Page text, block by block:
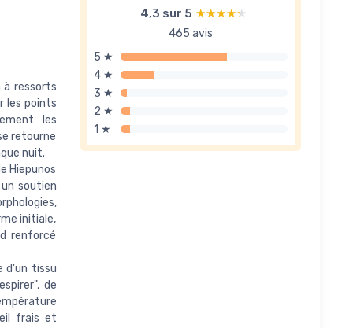
4,3 sur 5 ★★★★★
★★★★★
465 avis
5 ★
4 ★
3 ★
2 ★
1 ★
à ressorts
les points
les
retourne
nuit.
Hiepunos
soutien
initiale,
renforcé
d'un tissu
de
frais et